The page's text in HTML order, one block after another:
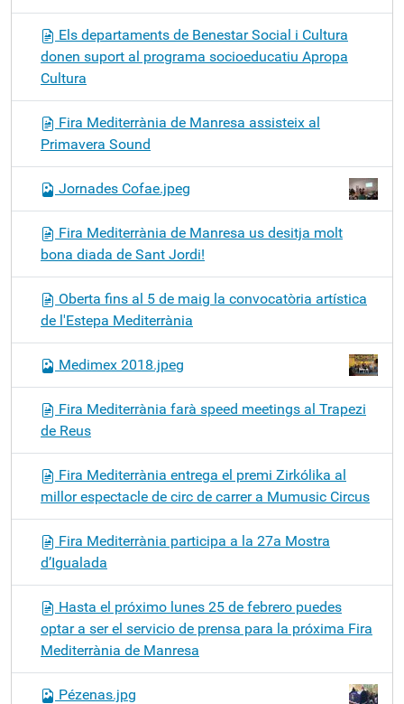
Els departaments de Benestar Social i Cultura
donen suport al programa socioeducatiu Apropa
Cultura
Fira Mediterrània de Manresa assisteix al
Primavera Sound
Jornades Cofae.jpeg
Fira Mediterrània de Manresa us desitja molt
bona diada de Sant Jordi!
Oberta fins al 5 de maig la convocatòria artística
de l'Estepa Mediterrània
Medimex 2018.jpeg
Fira Mediterrània farà speed meetings al Trapezi
de Reus
Fira Mediterrània entrega el premi Zirkólika al
millor espectacle de circ de carrer a Mumusic Circus
Fira Mediterrània participa a la 27a Mostra
d’Igualada
Hasta el próximo lunes 25 de febrero puedes
optar a ser el servicio de prensa para la próxima Fira
Mediterrània de Manresa
Pézenas.jpg